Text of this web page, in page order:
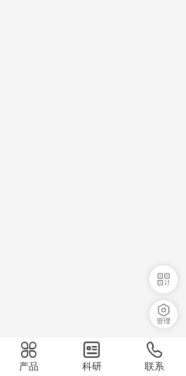
管理
产品 科研 联系